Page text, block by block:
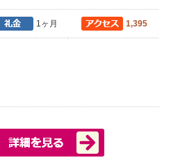
1ヶ月 1,395